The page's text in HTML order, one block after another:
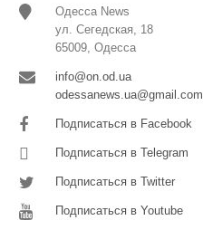
Одесса News
ул. Сегедская, 18
65009, Одесса
info@on.od.ua
odessanews.ua@gmail.com
Подписаться в Facebook
Подписаться в Telegram
Подписаться в Twitter
Подписаться в Youtube